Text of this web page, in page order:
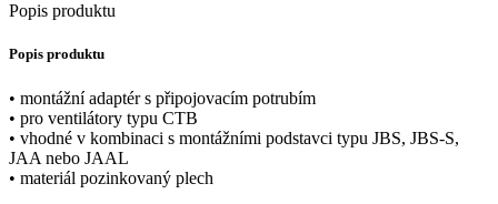
Popis produktu
Popis produktu
• montážní adaptér s připojovacím potrubím
• pro ventilátory typu CTB
• vhodné v kombinaci s montážními podstavci typu JBS, JBS-S,
JAA nebo JAAL
• materiál pozinkovaný plech